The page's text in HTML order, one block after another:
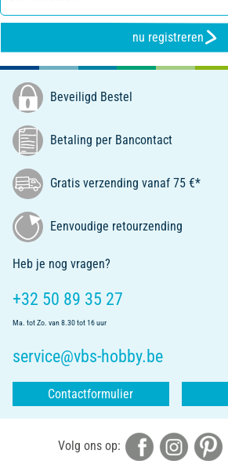
nu registreren
Beveiligd Bestel
Betaling per Bancontact
Gratis verzending vanaf 75 €*
Eenvoudige retourzending
Heb je nog vragen?
+32 50 89 35 27
Ma. tot Zo. van 8.30 tot 16 uur
service@vbs-hobby.be
Contactformulier
Volg ons op: